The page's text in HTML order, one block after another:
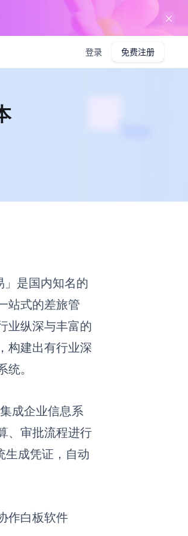
登录 免费注册
是国内知名的
站式的差旅管
业纵深与丰富的
构建出有行业深
。
成企业信息系
、审批流程进行
生成凭证，自动
作白板软件